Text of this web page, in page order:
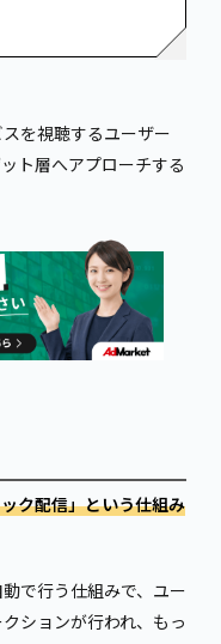
を視聴するユーザー
ト層へアプローチする
ク配信」という仕組み
で行う仕組みで、ユー
ションが行われ、もっ